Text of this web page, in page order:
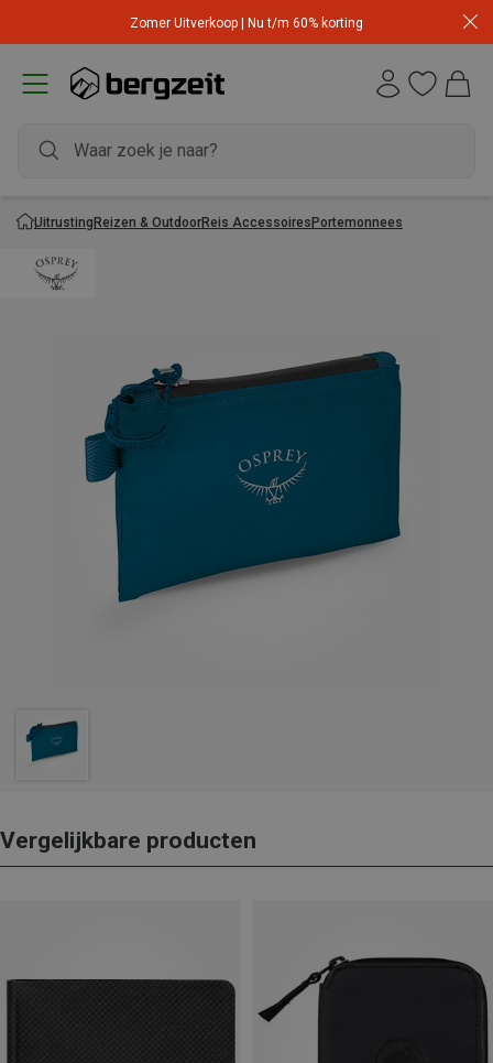
Zomer Uitverkoop | Nu t/m 60% korting
UitrustingReizen & OutdoorReis AccessoiresPortemonnees
Vergelijkbare producten